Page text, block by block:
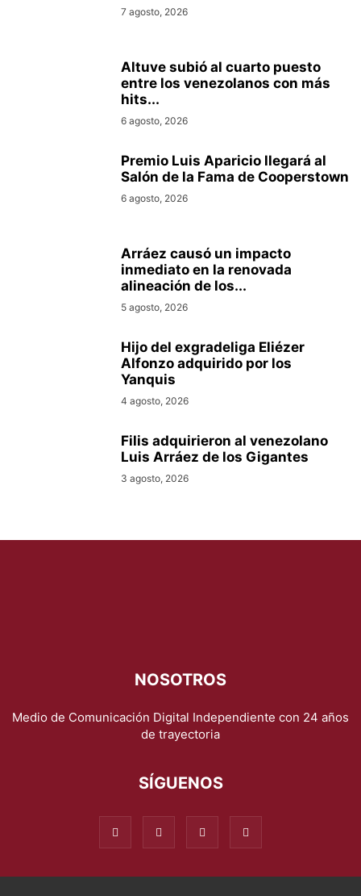
7 agosto, 2026
Altuve subió al cuarto puesto
entre los venezolanos con más
hits...
6 agosto, 2026
Premio Luis Aparicio llegará al
Salón de la Fama de Cooperstown
6 agosto, 2026
Arráez causó un impacto
inmediato en la renovada
alineación de los...
5 agosto, 2026
Hijo del exgradeliga Eliézer
Alfonzo adquirido por los
Yanquis
4 agosto, 2026
Filis adquirieron al venezolano
Luis Arráez de los Gigantes
3 agosto, 2026
NOSOTROS
Medio de Comunicación Digital Independiente con 24 años
de trayectoria
SÍGUENOS